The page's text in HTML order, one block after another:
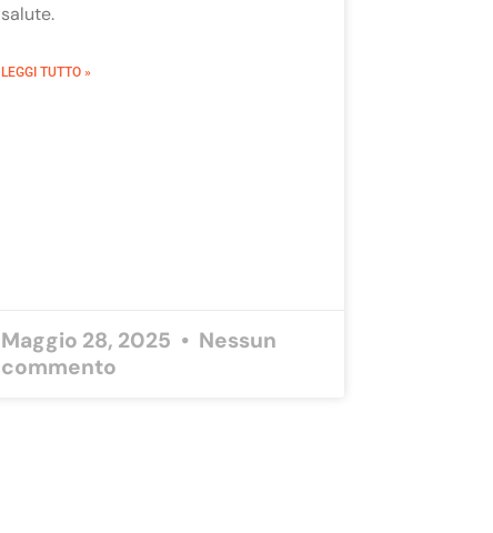
salute.
LEGGI TUTTO »
Maggio 28, 2025
Nessun
commento